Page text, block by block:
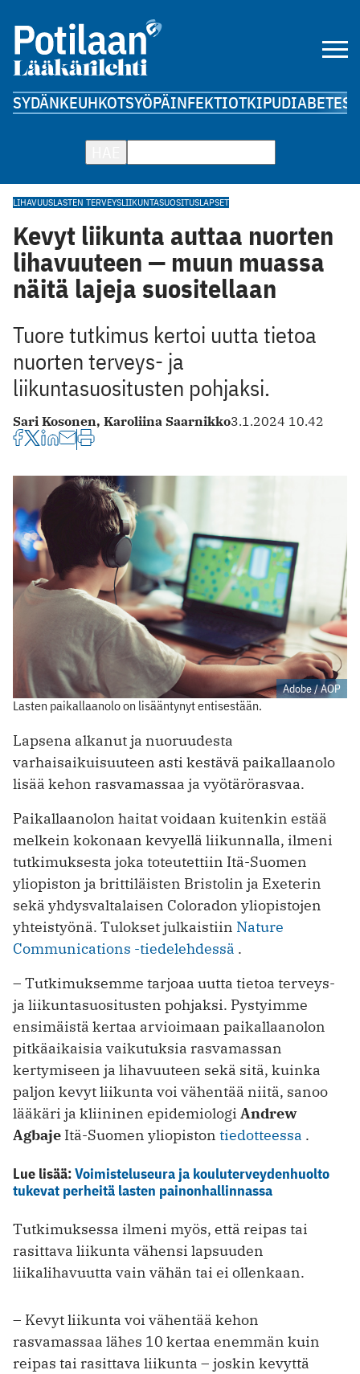
SYDÄNKEUHKOTSYÖPÄINFEKTIOTKIPUDIABETES
LIHAVUUSLASTEN TERVEYSLIIKUNTASUOSITUSLAPSET
Kevyt liikunta auttaa nuorten
lihavuuteen — muun muassa
näitä lajeja suositellaan
Tuore tutkimus kertoi uutta tietoa
nuorten terveys- ja
liikuntasuositusten pohjaksi.
Sari Kosonen, Karoliina Saarnikko3.1.2024 10.42
Adobe / AOP
Lasten paikallaanolo on lisääntynyt entisestään.
Lapsena alkanut ja nuoruudesta
varhaisaikuisuuteen asti kestävä paikallaanolo
lisää kehon rasvamassaa ja vyötärörasvaa.
Paikallaanolon haitat voidaan kuitenkin estää
melkein kokonaan kevyellä liikunnalla, ilmeni
tutkimuksesta joka toteutettiin Itä-Suomen
yliopiston ja brittiläisten Bristolin ja Exeterin
sekä yhdysvaltalaisen Coloradon yliopistojen
yhteistyönä. Tulokset julkaistiin Nature
Communications -tiedelehdessä .
– Tutkimuksemme tarjoaa uutta tietoa terveys-
ja liikuntasuositusten pohjaksi. Pystyimme
ensimäistä kertaa arvioimaan paikallaanolon
pitkäaikaisia vaikutuksia rasvamassan
kertymiseen ja lihavuuteen sekä sitä, kuinka
paljon kevyt liikunta voi vähentää niitä, sanoo
lääkäri ja kliininen epidemiologi Andrew
Agbaje Itä-Suomen yliopiston tiedotteessa .
Lue lisää:Voimisteluseura ja kouluterveydenhuolto
tukevat perheitä lasten painonhallinnassa
Tutkimuksessa ilmeni myös, että reipas tai
rasittava liikunta vähensi lapsuuden
liikalihavuutta vain vähän tai ei ollenkaan.
– Kevyt liikunta voi vähentää kehon
rasvamassaa lähes 10 kertaa enemmän kuin
reipas tai rasittava liikunta – joskin kevyttä